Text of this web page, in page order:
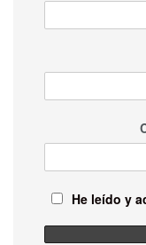
He leído y